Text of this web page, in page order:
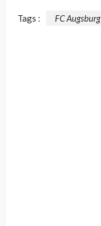
Tags : FC Augsburg